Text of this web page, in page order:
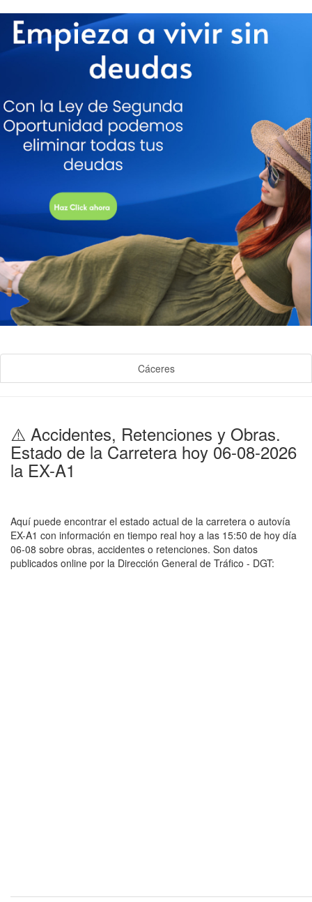
Cáceres
⚠️ Accidentes, Retenciones y Obras.
Estado de la Carretera hoy 06-08-2026
la EX-A1
Aquí puede encontrar el estado actual de la carretera o autovía
EX-A1 con información en tiempo real hoy a las 15:50 de hoy día
06-08 sobre obras, accidentes o retenciones. Son datos
publicados online por la Dirección General de Tráfico - DGT: